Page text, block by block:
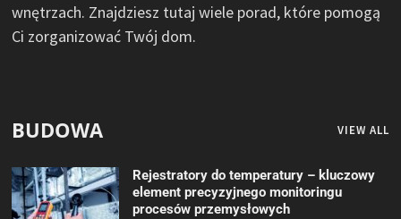
wnętrzach. Znajdziesz tutaj wiele porad, które pomogą
Ci zorganizować Twój dom.
BUDOWA VIEW ALL
Rejestratory do temperatury – kluczowy
element precyzyjnego monitoringu
procesów przemysłowych